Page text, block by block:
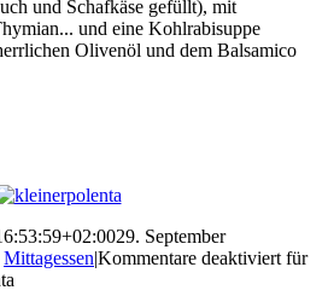
und Schafkäse gefüllt), mit
und eine Kohlrabisuppe
Olivenöl und dem Balsamico
29. September
Mittagessen|Kommentare deaktiviertfür